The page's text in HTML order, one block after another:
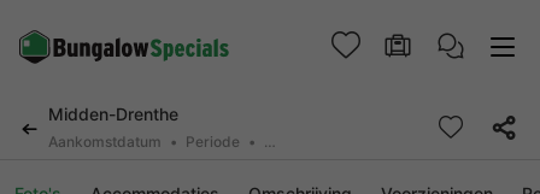
Midden-Drenthe
Aankomstdatum Periode 2 personen, 0 huisdier